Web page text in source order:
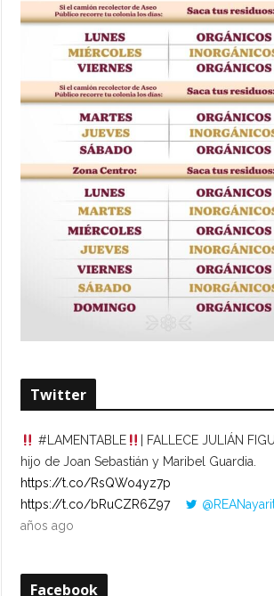
Twitter
#LAMENTABLE
| FALLECE JULIÁN
hijo de Joan Sebastián y Maribel Guardia.
https://t.co/RsQWo4yz7p
https://t.co/bRuCZR6Z97
años ago
Facebook